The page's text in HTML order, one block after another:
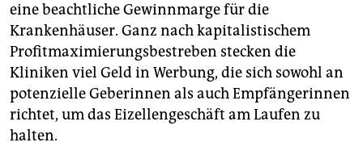
eine beachtliche Gewinnmarge für die
Krankenhäuser. Ganz nach kapitalistischem
Profitmaximierungsbestreben stecken die
Kliniken viel Geld in Werbung, die sich sowohl an
potenzielle Geberinnen als auch Empfängerinnen
richtet, um das Eizellengeschäft am Laufen zu
halten.